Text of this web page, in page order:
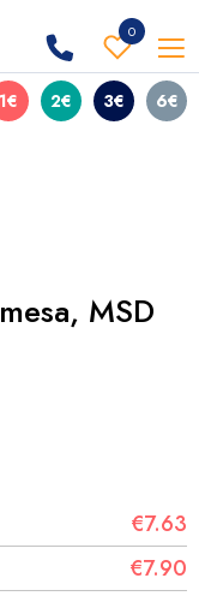
0
1€ 2€ 3€ 6€
MSD
€7.63
€7.90